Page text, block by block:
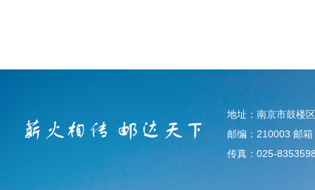
地址：南京市鼓楼
邮编：210003 邮
传真：025-